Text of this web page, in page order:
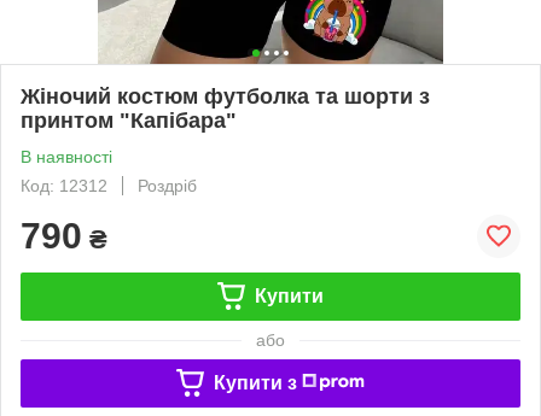
Жіночий костюм футболка та шорти з
принтом "Капібара"
В наявності
Код: 12312
Роздріб
790 ₴
Купити
або
Купити з